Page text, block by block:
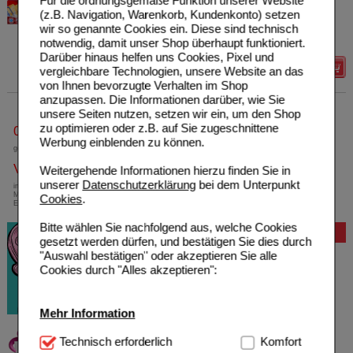
(z.B. Navigation, Warenkorb, Kundenkonto) setzen
wir so genannte Cookies ein. Diese sind technisch
notwendig, damit unser Shop überhaupt funktioniert.
Darüber hinaus helfen uns Cookies, Pixel und
vergleichbare Technologien, unsere Website an das
von Ihnen bevorzugte Verhalten im Shop
anzupassen. Die Informationen darüber, wie Sie
unsere Seiten nutzen, setzen wir ein, um den Shop
zu optimieren oder z.B. auf Sie zugeschnittene
Werbung einblenden zu können.
Weitergehende Informationen hierzu finden Sie in
unserer Datenschutzerklärungbei dem Unterpunkt
Cookies.
Bitte wählen Sie nachfolgend aus, welche Cookies
gesetzt werden dürfen, und bestätigen Sie dies durch
"Auswahl bestätigen" oder akzeptieren Sie alle
Cookies durch "Alles akzeptieren":
Mehr Information
Technisch Notwendig:Hierbei handelt es sich um
Technisch erforderlich Komfort
19434675
St Pflaster
UVP
Unser Preis*
Sie sparen 2,73 €
Details
0800-10 11 422
gebührenfreie Rufnummer
Versandkostenfrei
innerhalb Deutschlands bei einem
Mindestbestellwert von 13,99 Euro oder bei
Einsendung eines Kassenrezeptes
Bewertung